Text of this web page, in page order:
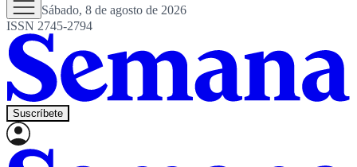
Sábado, 8 de agosto de 2026
ISSN 2745-2794
Suscríbete